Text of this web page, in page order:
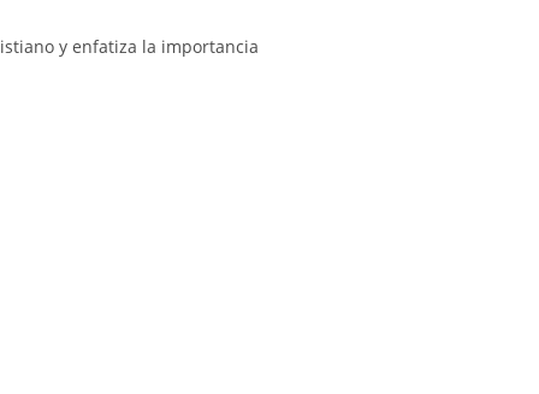
y enfatiza la importancia